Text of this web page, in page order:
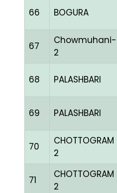
66 BOGURA
67
Chowmuhani-
2
68 PALASHBARI
69 PALASHBARI
70
CHOTTOGRAM
2
71
CHOTTOGRAM
2